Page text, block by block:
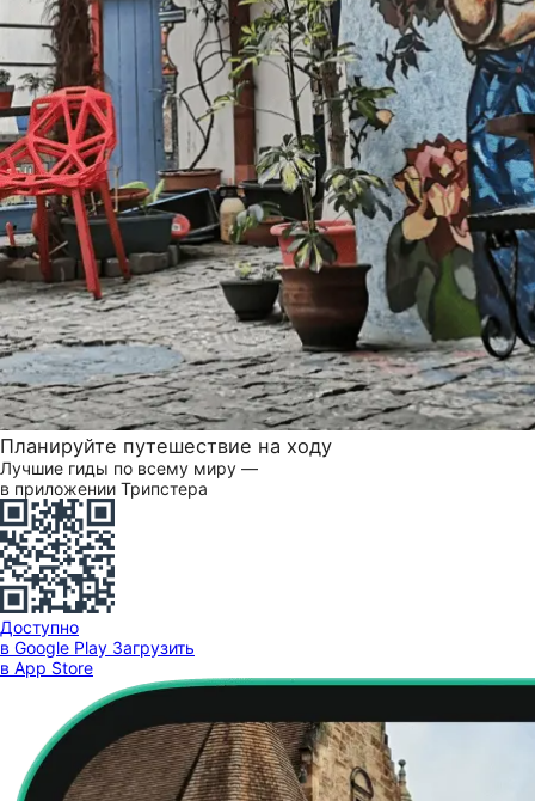
Планируйте путешествие на ходу
Лучшие гиды по всему миру —
в приложении Трипстера
Доступно
в Google Play Загрузить
в App Store